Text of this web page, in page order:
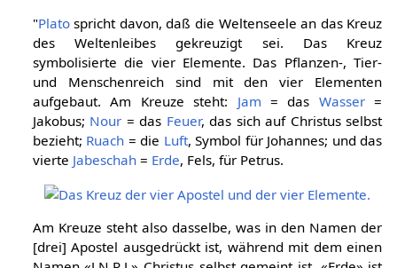
"Platospricht davon, daß die Weltenseele an das Kreuz
des Weltenleibes gekreuzigt sei. Das Kreuz
symbolisierte die vier Elemente. Das Pflanzen-, Tier-
und Menschenreich sind mit den vier Elementen
aufgebaut. Am Kreuze steht: Jam = das Wasser=
Jakobus; Nour = das Feuer, das sich auf Christus selbst
bezieht; Ruach = die Luft, Symbol für Johannes; und das
vierte Jabeschah= Erde, Fels, für Petrus.
Am Kreuze steht also dasselbe, was in den Namen der
[drei] Apostel ausgedrückt ist, während mit dem einen